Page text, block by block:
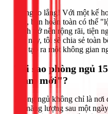
Đừng lo lắng! Với một kế
nhỏ, bạn hoàn toàn có thể
mình trở nên rộng rãi, tiện
viết này, tôi sẽ chia sẻ
bạn tạo ra một không gian
Tại sao phòng ngủ
"làm mới"?
Phòng ngủ không chỉ là
tạo năng lượng sau một